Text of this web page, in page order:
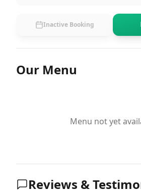
Inactive Booking
Our Menu
Menu not yet
Reviews &